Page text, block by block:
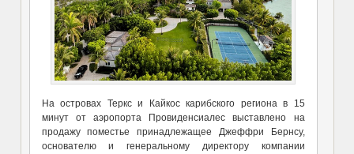
На островах Теркс и Кайкос карибского региона в 15
минут от аэропорта
Провиденсиалесвыставлено на
продажу поместье принадлежащее Джеффри Бернсу,
основателю и генеральному директору компании